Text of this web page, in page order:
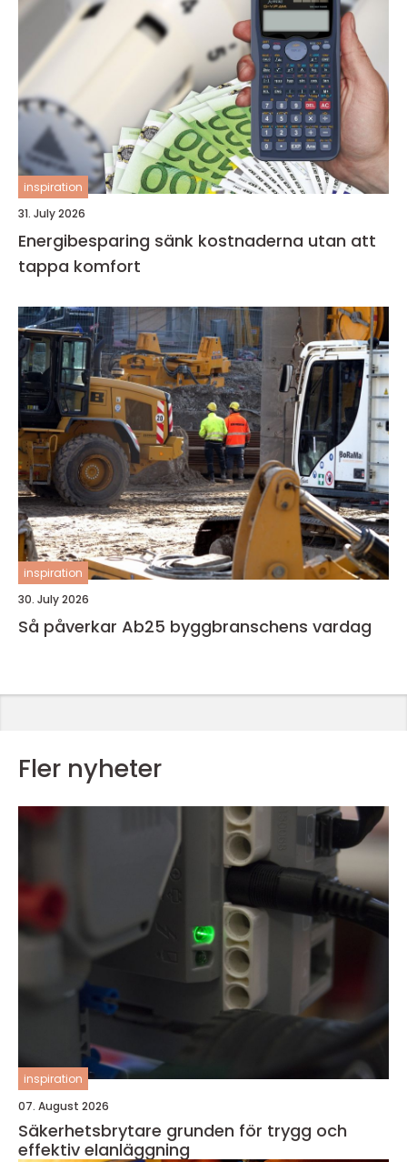
inspiration
31. July 2026
Energibesparing sänk kostnaderna utan att
tappa komfort
inspiration
30. July 2026
Så påverkar Ab25 byggbranschens vardag
Fler nyheter
inspiration
07. August 2026
Säkerhetsbrytare grunden för trygg och
effektiv elanläggning